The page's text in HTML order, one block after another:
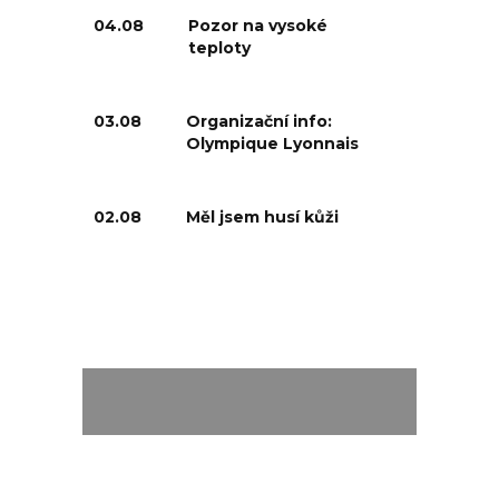
04.08
Pozor na vysoké
teploty
03.08
Organizační info:
Olympique Lyonnais
02.08 Měl jsem husí kůži